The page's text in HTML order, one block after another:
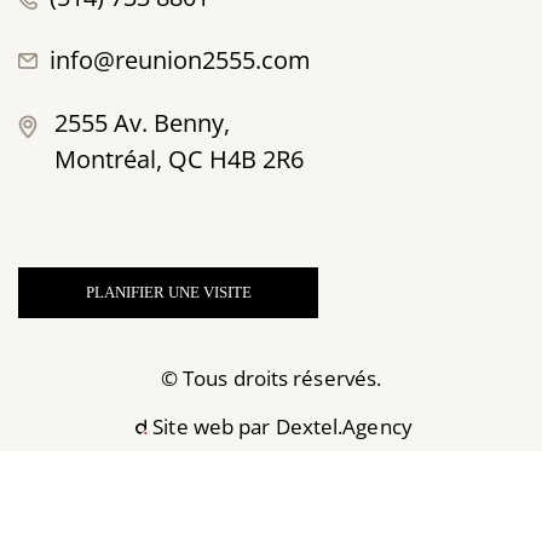
info@reunion2555.com
2555 Av. Benny,
Montréal, QC H4B 2R6
PLANIFIER UNE VISITE
© Tous droits réservés.
Site web par Dextel.Agency